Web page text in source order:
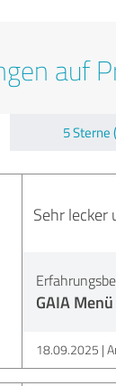
auf
5 Sterne
Sehr lecker
GAIA
18.09.2025